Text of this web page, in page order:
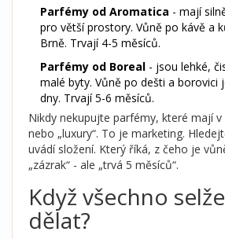
Parfémy od Aromatica - mají
pro větší prostory. Vůně po kávě a
Brně. Trvají 4-5 měsíců.
Parfémy od Boreal - jsou lehké,
malé byty. Vůně po dešti a borovici
dny. Trvají 5-6 měsíců.
Nikdy nekupujte parfémy, které mají v
nebo „luxury“. To je marketing.
uvádí složení. Který říká, z čeho je
„zázrak“ - ale „trvá 5 měsíců“.
Když všechno
dělat?